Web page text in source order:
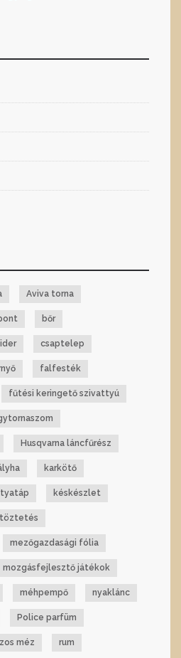
Aviva torna
bőr
csaptelep
falfesték
fűtési keringető szivattyú
Husqvarna láncfűrész
karkötő
késkészlet
mezőgazdasági fólia
mozgásfejlesztő játékok
méhpempő nyaklánc
Police parfüm
méz rum